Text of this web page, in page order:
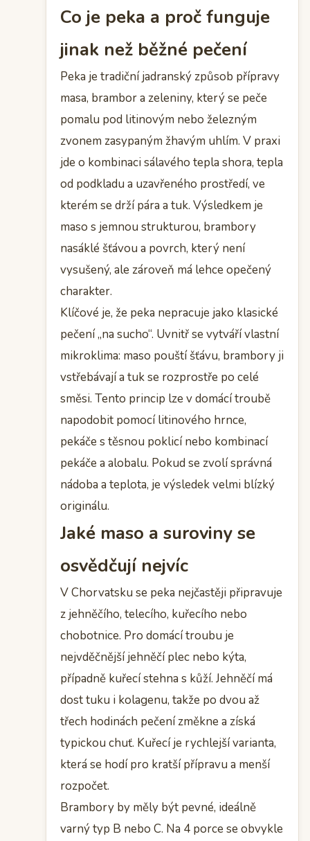
Co je peka a proč funguje
jinak než běžné pečení
Peka je tradiční jadranský způsob přípravy
masa, brambor a zeleniny, který se peče
pomalu pod litinovým nebo železným
zvonem zasypaným žhavým uhlím. V praxi
jde o kombinaci sálavého tepla shora, tepla
od podkladu a uzavřeného prostředí, ve
kterém se drží pára a tuk. Výsledkem je
maso s jemnou strukturou, brambory
nasáklé šťávou a povrch, který není
vysušený, ale zároveň má lehce opečený
charakter.
Klíčové je, že peka nepracuje jako klasické
pečení „na sucho“. Uvnitř se vytváří vlastní
mikroklima: maso pouští šťávu, brambory ji
vstřebávají a tuk se rozprostře po celé
směsi. Tento princip lze v domácí troubě
napodobit pomocí litinového hrnce,
pekáče s těsnou poklicí nebo kombinací
pekáče a alobalu. Pokud se zvolí správná
nádoba a teplota, je výsledek velmi blízký
originálu.
Jaké maso a suroviny se
osvědčují nejvíc
V Chorvatsku se peka nejčastěji připravuje
z jehněčího, telecího, kuřecího nebo
chobotnice. Pro domácí troubu je
nejvděčnější jehněčí plec nebo kýta,
případně kuřecí stehna s kůží. Jehněčí má
dost tuku i kolagenu, takže po dvou až
třech hodinách pečení změkne a získá
typickou chuť. Kuřecí je rychlejší varianta,
která se hodí pro kratší přípravu a menší
rozpočet.
Brambory by měly být pevné, ideálně
varný typ B nebo C. Na 4 porce se obvykle